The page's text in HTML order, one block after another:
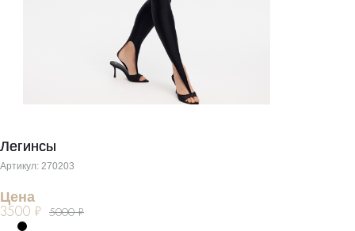
Легинсы
Артикул: 270203
Цена
3500 ₽ 5000 ₽